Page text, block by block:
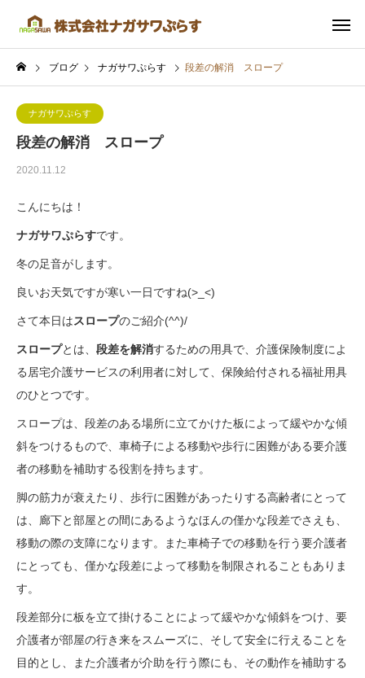
ブログ ナガサワぷらす 段差の解消 スロープ
ナガサワぷらす
段差の解消 スロープ
2020.11.12
こんにちは！
ナガサワぷらすです。
冬の足音がします。
良いお天気ですが寒い一日ですね(>_<)
さて本日はスロープのご紹介(^^)/
スロープとは、 段差を解消するための用具で、介護保険制度によ
る居宅介護サービスの利用者に対して、保険給付される福祉用具
のひとつです。
スロープは、段差のある場所に立てかけた板によって緩やかな傾
斜をつけるもので、車椅子による移動や歩行に困難がある要介護
者の移動を補助する役割を持ちます。
脚の筋力が衰えたり、歩行に困難があったりする高齢者にとって
は、廊下と部屋との間にあるようなほんの僅かな段差でさえも、
移動の際の支障になります。また車椅子での移動を行う要介護者
にとっても、僅かな段差によって移動を制限されることもありま
す。
段差部分に板を立て掛けることによって緩やかな傾斜をつけ、要
介護者が部屋の行き来をスムーズに、そして安全に行えることを
目的とし、また介護者が介助を行う際にも、その動作を補助する